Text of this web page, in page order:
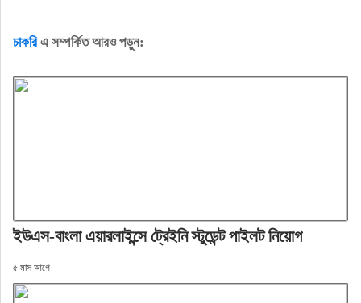
চাকরিএ সম্পর্কিত আরও পড়ুন:
ইউএস-বাংলা এয়ারলাইন্সে ট্রেইনি স্টুডেন্ট পাইলট নিয়োগ
৫ মাস আগে